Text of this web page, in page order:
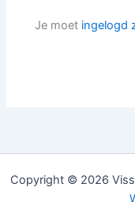
Je moet ingelogd
Copyright © 2026